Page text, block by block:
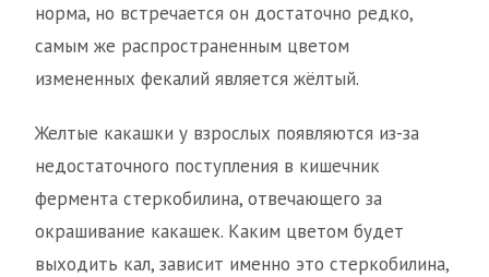
норма, но встречается он достаточно редко,
самым же распространенным цветом
измененных фекалий является жёлтый.
Желтые какашки у взрослых появляются из-за
недостаточного поступления в кишечник
фермента стеркобилина, отвечающего за
окрашивание какашек. Каким цветом будет
выходить кал, зависит именно это стеркобилина,